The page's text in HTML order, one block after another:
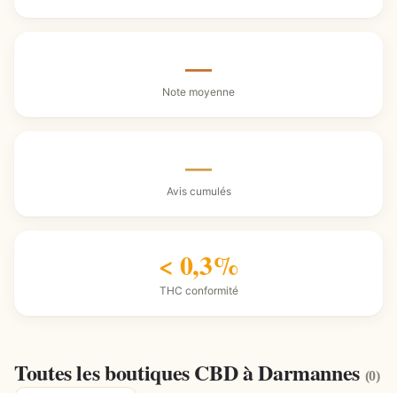
—
Note moyenne
—
Avis cumulés
< 0,3%
THC conformité
Toutes les boutiques CBD à Darmannes (0)